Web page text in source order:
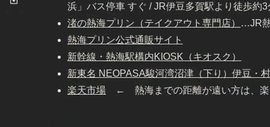
浜」バス停車 すぐ / JR伊豆多賀駅より徒歩約3
渚の熱海プリン（テイクアウト専門店）
…JR
熱海プリン公式通販サイト
新幹線・熱海駅構内KIOSK（キオスク）
新東名 NEOPASA駿河湾沼津（下り）伊豆・
楽天市場 ← 熱海までの距離が遠い方は、楽